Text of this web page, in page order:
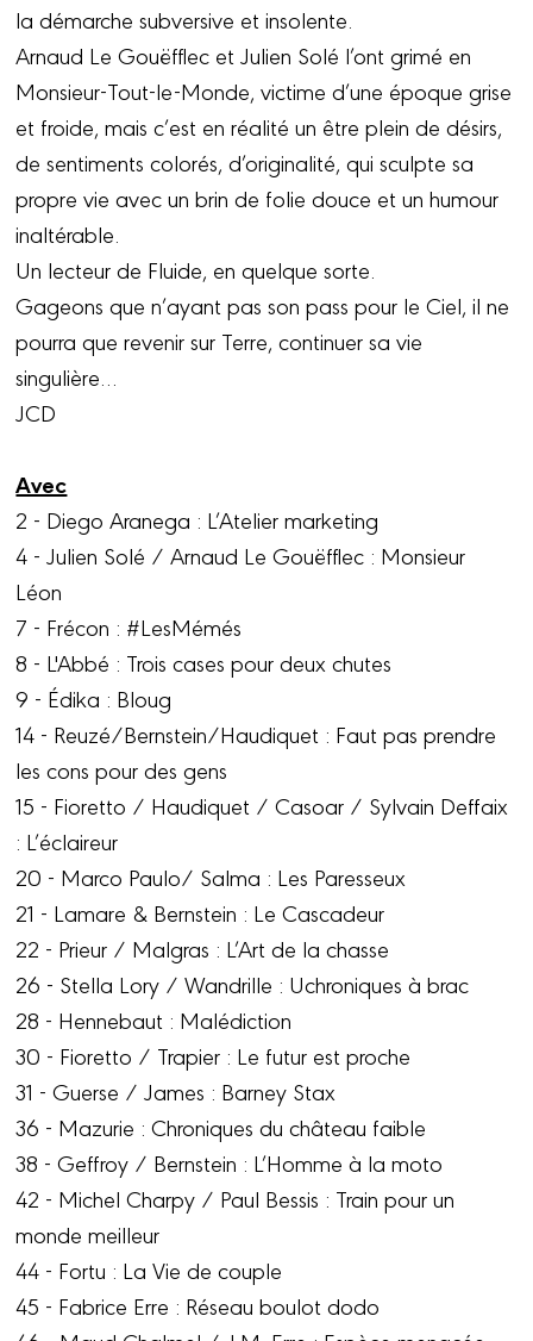
la démarche subversive et insolente.
Arnaud Le Gouëfflec et Julien Solé l’ont grimé en
Monsieur-Tout-le-Monde, victime d’une époque grise
et froide, mais c’est en réalité un être plein de désirs,
de sentiments colorés, d’originalité, qui sculpte sa
propre vie avec un brin de folie douce et un humour
inaltérable.
Un lecteur de Fluide, en quelque sorte.
Gageons que n’ayant pas son pass pour le Ciel, il ne
pourra que revenir sur Terre, continuer sa vie
singulière…
JCD
Avec
2 - Diego Aranega : L’Atelier marketing
4 - Julien Solé / Arnaud Le Gouëfflec : Monsieur
Léon
7 - Frécon : #LesMémés
8 - L'Abbé : Trois cases pour deux chutes
9 - Édika : Bloug
14 - Reuzé/Bernstein/Haudiquet : Faut pas prendre
les cons pour des gens
15 - Fioretto / Haudiquet / Casoar / Sylvain Deffaix
: L’éclaireur
20 - Marco Paulo/ Salma : Les Paresseux
21 - Lamare & Bernstein : Le Cascadeur
22 - Prieur / Malgras : L’Art de la chasse
26 - Stella Lory / Wandrille : Uchroniques à brac
28 - Hennebaut : Malédiction
30 - Fioretto / Trapier : Le futur est proche
31 - Guerse / James : Barney Stax
36 - Mazurie : Chroniques du château faible
38 - Geffroy / Bernstein : L’Homme à la moto
42 - Michel Charpy / Paul Bessis : Train pour un
monde meilleur
44 - Fortu : La Vie de couple
45 - Fabrice Erre : Réseau boulot dodo